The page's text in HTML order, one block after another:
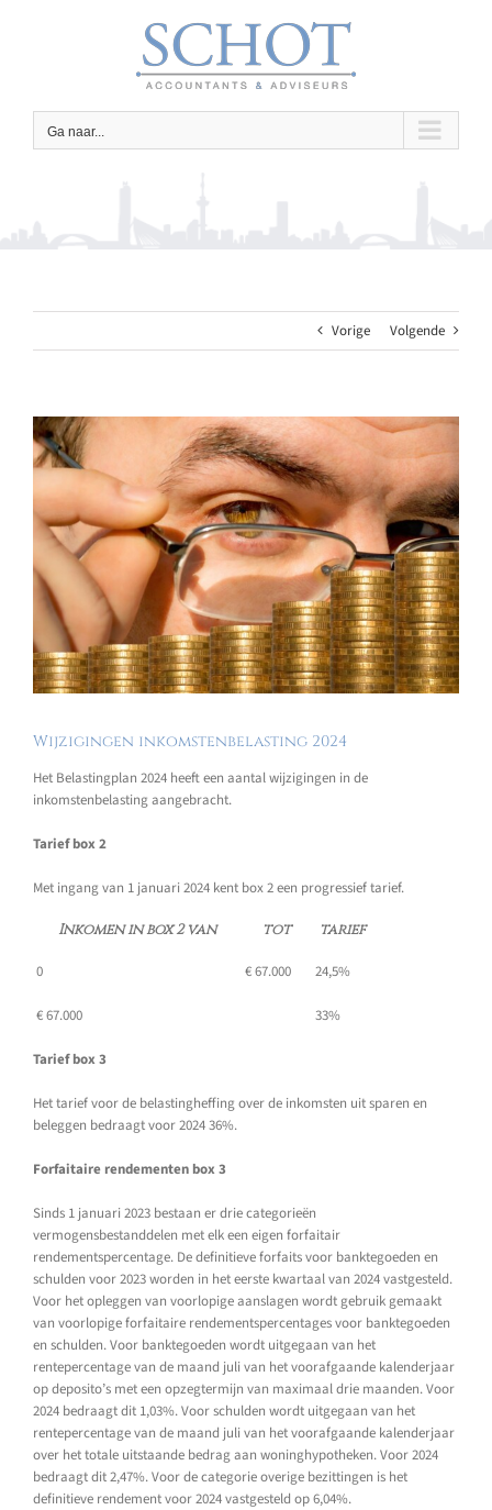
Ga naar...
Vorige Volgende
Bekijk
grotere
afbeelding
Wijzigingen inkomstenbelasting 2024
Het Belastingplan 2024 heeft een aantal wijzigingen in de
inkomstenbelasting aangebracht.
Tarief box 2
Met ingang van 1 januari 2024 kent box 2 een progressief tarief.
Inkomen in box 2 van tot tarief
0 € 67.000 24,5%
€ 67.000 33%
Tarief box 3
Het tarief voor de belastingheffing over de inkomsten uit sparen en
beleggen bedraagt voor 2024 36%.
Forfaitaire rendementen box 3
Sinds 1 januari 2023 bestaan er drie categorieën
vermogensbestanddelen met elk een eigen forfaitair
rendementspercentage. De definitieve forfaits voor banktegoeden en
schulden voor 2023 worden in het eerste kwartaal van 2024 vastgesteld.
Voor het opleggen van voorlopige aanslagen wordt gebruik gemaakt
van voorlopige forfaitaire rendementspercentages voor banktegoeden
en schulden. Voor banktegoeden wordt uitgegaan van het
rentepercentage van de maand juli van het voorafgaande kalenderjaar
op deposito’s met een opzegtermijn van maximaal drie maanden. Voor
2024 bedraagt dit 1,03%. Voor schulden wordt uitgegaan van het
rentepercentage van de maand juli van het voorafgaande kalenderjaar
over het totale uitstaande bedrag aan woninghypotheken. Voor 2024
bedraagt dit 2,47%. Voor de categorie overige bezittingen is het
definitieve rendement voor 2024 vastgesteld op 6,04%.